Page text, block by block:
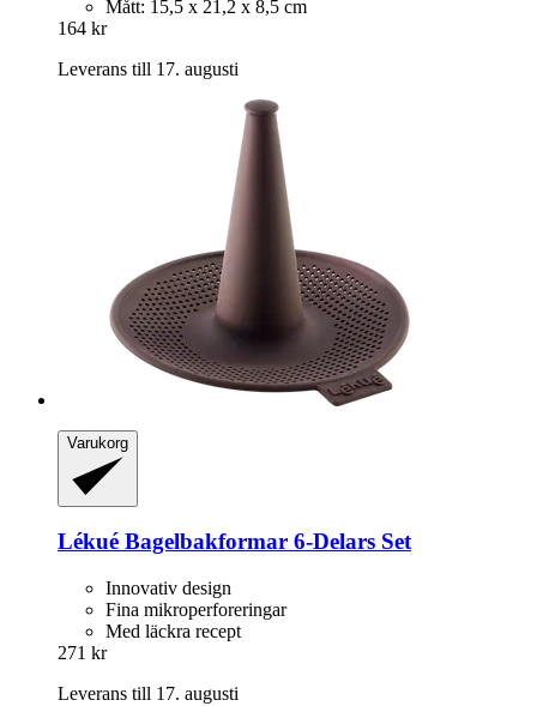
Mått: 15,5 x 21,2 x 8,5 cm
164 kr
Leverans till 17. augusti
Varukorg
Lékué Bagelbakformar 6-​Delars Set
Innovativ design
Fina mikroperforeringar
Med läckra recept
271 kr
Leverans till 17. augusti